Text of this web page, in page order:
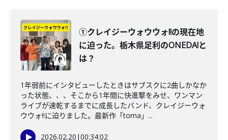
①クレイジーウォウウォ!!の現在地
に迫った。栃木県足利のONEDA!と
は？
1年弱前にインタビューしたときはサブスクに2曲しかなか
った状態、、、そこから1年間に快進撃をみせ、ワンマン
ライブが速乾するまでに成長したバンド、クレイジーウォ
ウウォ!!に迫りました。最新作「toma」...
2026.02.20 |00:34:02